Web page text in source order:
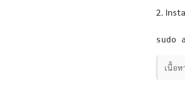
2.
sudo
เนื้อห